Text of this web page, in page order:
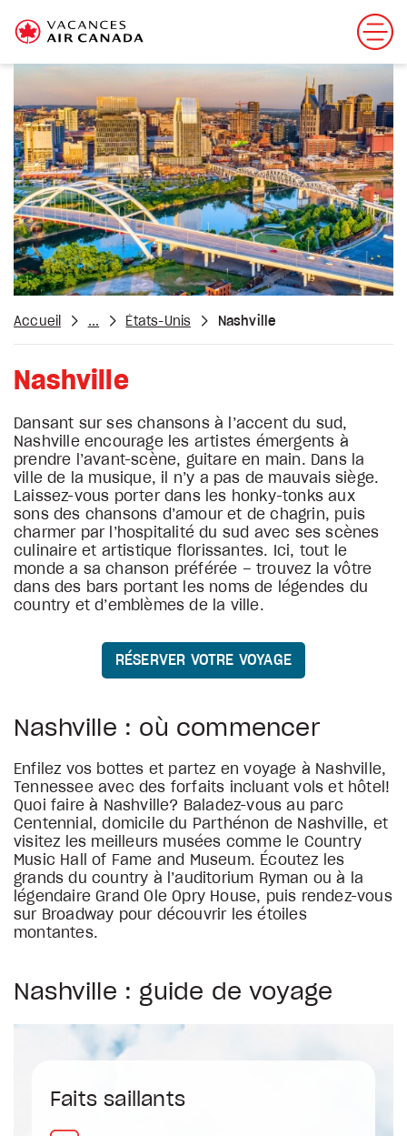
Accueil ... États-Unis Nashville
Nashville
Dansant sur ses chansons à l’accent du sud,
Nashville encourage les artistes émergents à
prendre l’avant-scène, guitare en main. Dans la
ville de la musique, il n’y a pas de mauvais siège.
Laissez-vous porter dans les honky-tonks aux
sons des chansons d’amour et de chagrin, puis
charmer par l’hospitalité du sud avec ses scènes
culinaire et artistique florissantes. Ici, tout le
monde a sa chanson préférée – trouvez la vôtre
dans des bars portant les noms de légendes du
country et d’emblèmes de la ville.
RÉSERVER VOTRE VOYAGE
Nashville : où commencer
Enfilez vos bottes et partez en voyage à Nashville,
Tennessee avec des forfaits incluant vols et hôtel!
Quoi faire à Nashville? Baladez-vous au parc
Centennial, domicile du Parthénon de Nashville, et
visitez les meilleurs musées comme le Country
Music Hall of Fame and Museum. Écoutez les
grands du country à l’auditorium Ryman ou à la
légendaire Grand Ole Opry House, puis rendez-vous
sur Broadway pour découvrir les étoiles
montantes.
Nashville : guide de voyage
Faits saillants